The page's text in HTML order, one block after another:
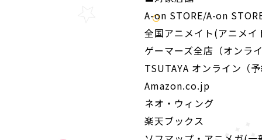
A-on STORE/A-on
全国アニメイト(アニメイ
ゲーマーズ全店（オンラ
TSUTAYA オンライン（
Amazon.co.jp
ネオ・ウィング
楽天ブックス